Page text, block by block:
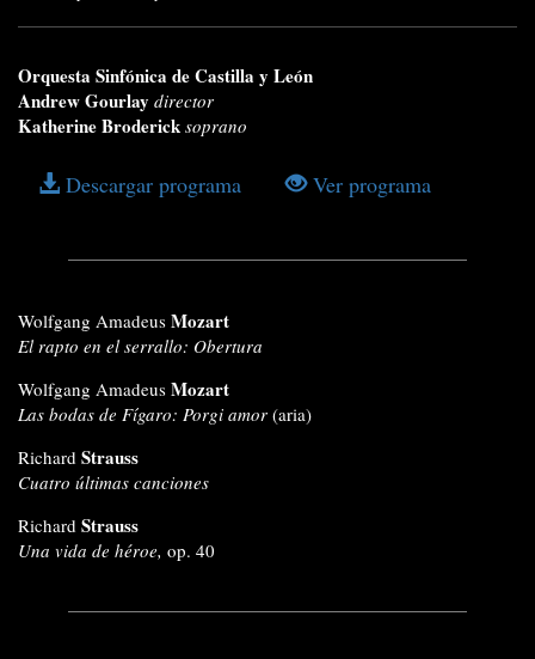
Orquesta Sinfónica de Castilla y León
Andrew Gourlay director
Katherine Broderick soprano
Descargar programa Ver programa
Wolfgang Amadeus Mozart
El rapto en el serrallo: Obertura
Wolfgang Amadeus Mozart
Las bodas de Fígaro: Porgi amor (aria)
Richard Strauss
Cuatro últimas canciones
Richard Strauss
Una vida de héroe, op. 40